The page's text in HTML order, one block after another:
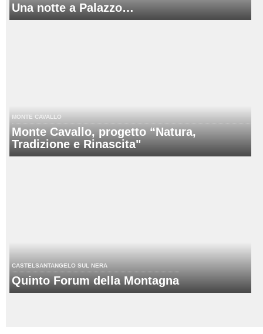
Una notte a Palazzo…
MONTE CAVALLO
Monte Cavallo, progetto “Natura,
Tradizione e Rinascita"
CASTELSANTANGELO SUL NERA
Quinto Forum della Montagna